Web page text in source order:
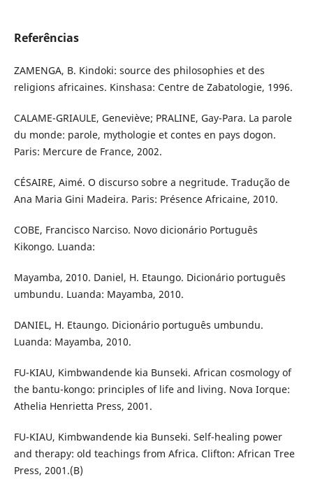
Referências
ZAMENGA, B. Kindoki: source des philosophies et des
religions africaines. Kinshasa: Centre de Zabatologie, 1996.
CALAME-GRIAULE, Geneviève; PRALINE, Gay-Para. La parole
du monde: parole, mythologie et contes en pays dogon.
Paris: Mercure de France, 2002.
CÉSAIRE, Aimé. O discurso sobre a negritude. Tradução de
Ana Maria Gini Madeira. Paris: Présence Africaine, 2010.
COBE, Francisco Narciso. Novo dicionário Português
Kikongo. Luanda:
Mayamba, 2010. Daniel, H. Etaungo. Dicionário português
umbundu. Luanda: Mayamba, 2010.
DANIEL, H. Etaungo. Dicionário português umbundu.
Luanda: Mayamba, 2010.
FU-KIAU, Kimbwandende kia Bunseki. African cosmology of
the bantu-kongo: principles of life and living. Nova Iorque:
Athelia Henrietta Press, 2001.
FU-KIAU, Kimbwandende kia Bunseki. Self-healing power
and therapy: old teachings from Africa. Clifton: African Tree
Press, 2001.(B)